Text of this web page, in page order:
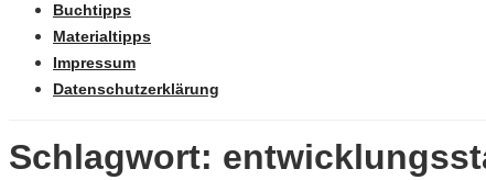
Buchtipps
Materialtipps
Impressum
Datenschutzerklärung
Schlagwort: